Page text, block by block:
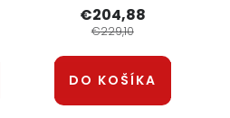
€204,88
€229,10
DO KOŠÍKA